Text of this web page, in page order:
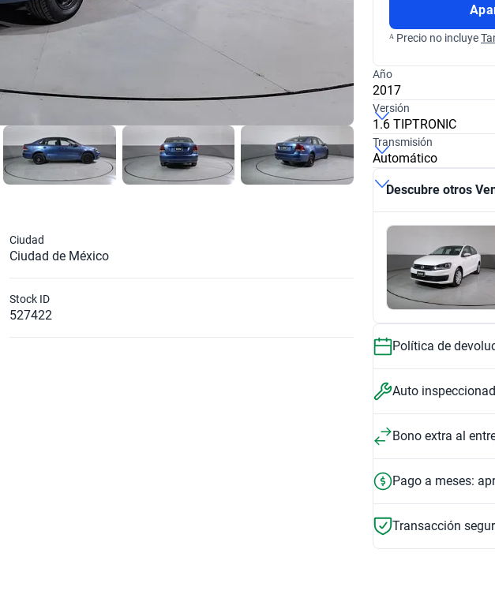
ᴬ Precio no incluye
Año
2017
¿Comparar versiones?
2014
$140,999
2017
$170,999
2019
$189,999
2021
$190,999
Versión
1.6 TIPTRONIC
¿Comparar versiones?
1.6 ACTIVE
$156,999
1.6 HIGHLINE STD.
1.6 ALLSTAR STD.
$180,999
Transmisión
Automático
¿Comparar versiones?
Automático
$140,999
Descubre otros
Política de
Auto
Bono extra al
Pago a meses:
Transacción
Ciudad de México
Ciudad
527422
Stock ID